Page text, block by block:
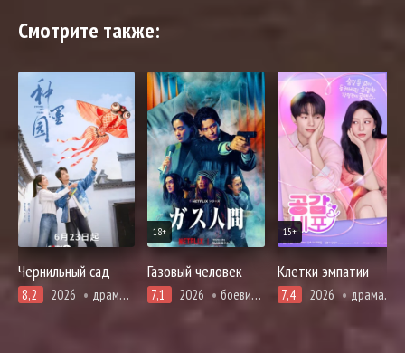
Смотрите также:
Чернильный сад
8,2 2026 драма, романтика
18+
Газовый человек
7,1 2026 боевики, драма, триллер, фантастика
15+
Клетки эмпатии
7,4 2026 драма, комедия, романтика, фэнтези